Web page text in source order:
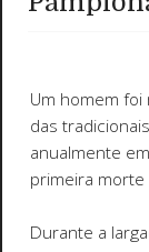
Um homem
das
anualmente
primeira
Durante a